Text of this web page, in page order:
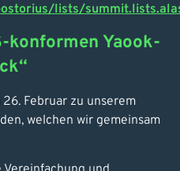
lists/
konformen Yaook-
Februar zu unserem
welchen wir gemeinsam